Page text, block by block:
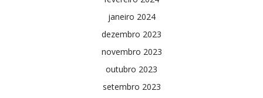
janeiro 2024
dezembro 2023
novembro 2023
outubro 2023
setembro 2023